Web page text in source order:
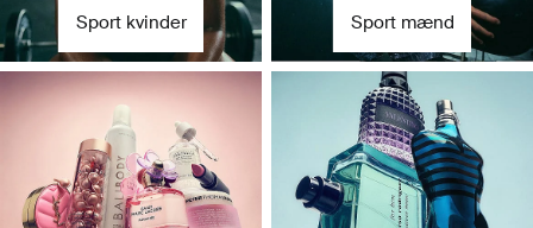
Sport kvinder Sport mænd